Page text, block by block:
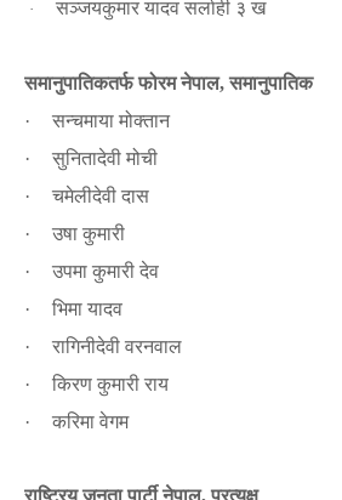
· सञ्जयकुमार यादव सर्लाही ३ ख
समानुपातिकतर्फ फोरम नेपाल,समानुपातिक
· सन्चमाया मोक्तान
· सुनितादेवी मोची
· चमेलीदेवी दास
· उषा कुमारी
· उपमा कुमारी देव
· भिमा यादव
· रागिनीदेवी वरनवाल
· किरण कुमारी राय
· करिमा वेगम